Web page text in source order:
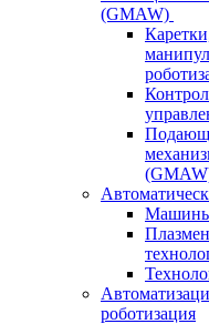
(GMAW)
Машины
роботизация